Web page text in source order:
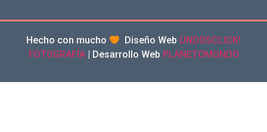
Hecho con mucho Diseño Web UNDOSCLICK!
FOTOGRAFÍA| Desarrollo Web PLANETOMONDO